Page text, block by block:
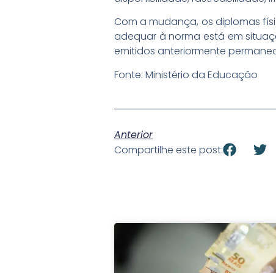
Com a mudança, os diplomas
adequar à norma está em
emitidos anteriormente
Fonte: Ministério da Educação
Anterior
Compartilhe este post: